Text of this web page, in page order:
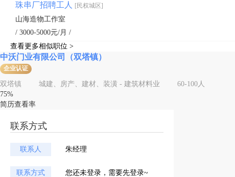
珠串厂招聘工人 [民权城区]
山海造物工作室
/ 3000-5000元/月 /
查看更多相似职位 >
中沃门业有限公司（双塔镇）
企业认证
双塔镇 城建、房产、建材、装潢 - 建筑材料业
60-100人
75%
简历查看率
联系方式
联系人 朱经理
联系方式
您还未登录，需要先登录~